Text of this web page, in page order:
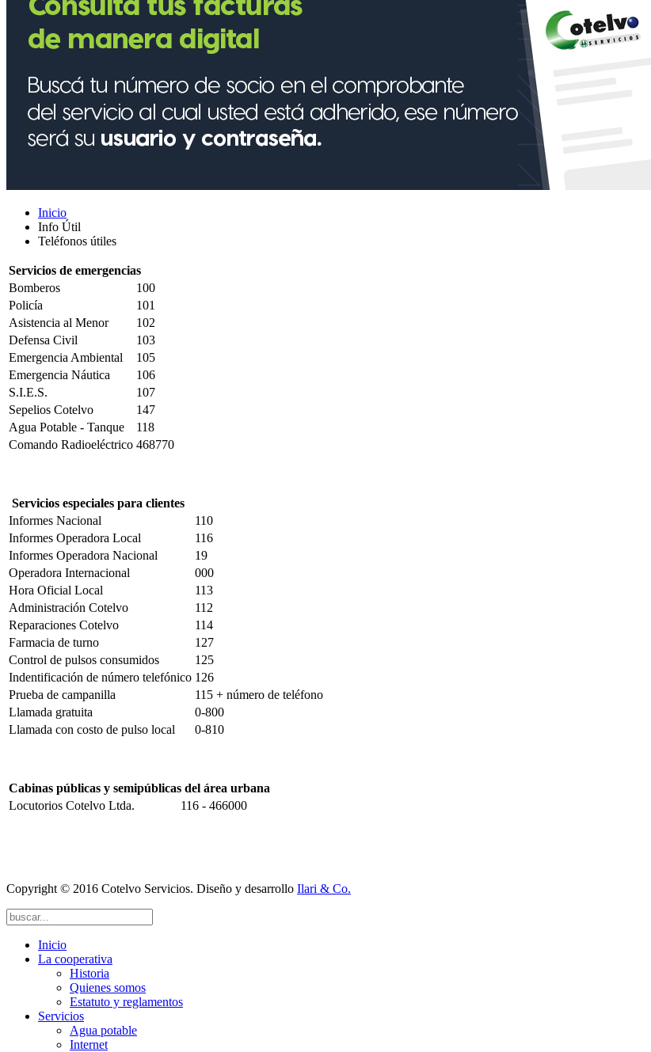
Inicio
Info Útil
Teléfonos útiles
Servicios de emergencias
Bomberos
100
Policía
101
Asistencia al Menor
102
Defensa Civil
103
Emergencia Ambiental
105
Emergencia Náutica
106
S.I.E.S.
107
Sepelios Cotelvo
147
Agua Potable - Tanque
118
Comando Radioeléctrico 468770
Servicios especiales para clientes
Informes Nacional
110
Informes Operadora Local
116
Informes Operadora Nacional
19
Operadora Internacional
000
Hora Oficial Local
113
Administración Cotelvo
112
Reparaciones Cotelvo
114
Farmacia de turno
127
Control de pulsos consumidos
125
Indentificación de número telefónico 126
Prueba de campanilla
115 + número de teléfono
Llamada gratuita
0-800
Llamada con costo de pulso local
0-810
Cabinas públicas y semipúblicas del área urbana
Locutorios Cotelvo Ltda.
116 - 466000
Copyright © 2016 Cotelvo Servicios. Diseño y desarrollo Ilari & Co.
Inicio
La cooperativa
Historia
Quienes somos
Estatuto y reglamentos
Servicios
Agua potable
Internet